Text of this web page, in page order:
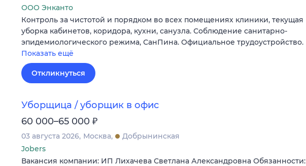
ООО Энканто
Контроль за чистотой и порядком во всех помещениях клиники, текущая
уборка кабинетов, коридора, кухни, санузла. Соблюдение санитарно-
эпидемиологического режима, СанПина. Официальное трудоустройство.
Показать ещё
Откликнуться
Уборщица / уборщик в офис
60 000–65 000 ₽
03 августа 2026 Москва
Добрынинская
Jobers
Вакансия компании: ИП Лихачева Светлана Александровна Обязанности: